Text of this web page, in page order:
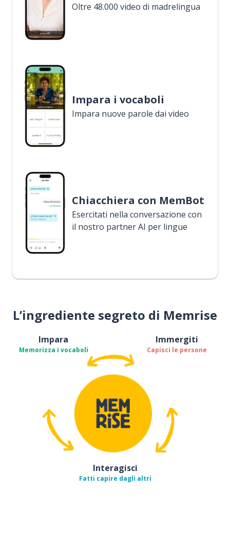
Oltre 48.000 video di madrelingua
Impara i vocaboli
Impara nuove parole dai video
Chiacchiera con MemBot
Esercitati nella conversazione con
il nostro partner AI per lingue
L’ingrediente segreto di Memrise
Impara
Memorizza i vocaboli
Immergiti
Capisci le persone
Interagisci
Fatti capire dagli altri